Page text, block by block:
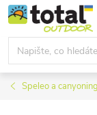
Přejít
na
obsah
Speleo a canyoning